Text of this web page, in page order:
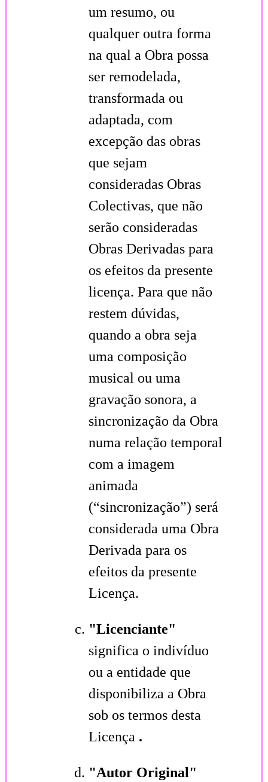
um resumo, ou
qualquer outra forma
na qual a Obra possa
ser remodelada,
transformada ou
adaptada, com
excepção das obras
que sejam
consideradas Obras
Colectivas, que não
serão consideradas
Obras Derivadas para
os efeitos da presente
licença. Para que não
restem dúvidas,
quando a obra seja
uma composição
musical ou uma
gravação sonora, a
sincronização da Obra
numa relação temporal
com a imagem
animada
(“sincronização”) será
considerada uma Obra
Derivada para os
efeitos da presente
Licença.
"Licenciante"
significa o indivíduo
ou a entidade que
disponibiliza a Obra
sob os termos desta
Licença .
"Autor Original"